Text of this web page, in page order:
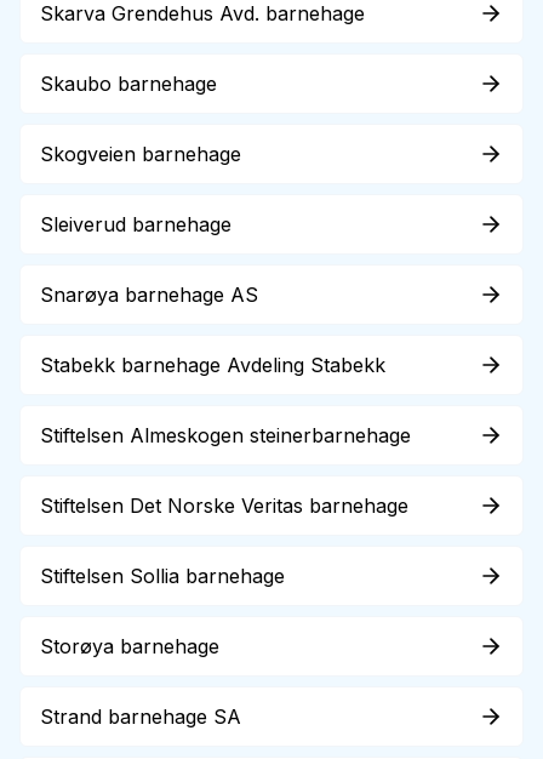
Skarva Grendehus Avd. barnehage
Skaubo barnehage
Skogveien barnehage
Sleiverud barnehage
Snarøya barnehage AS
Stabekk barnehage Avdeling Stabekk
Stiftelsen Almeskogen steinerbarnehage
Stiftelsen Det Norske Veritas barnehage
Stiftelsen Sollia barnehage
Storøya barnehage
Strand barnehage SA